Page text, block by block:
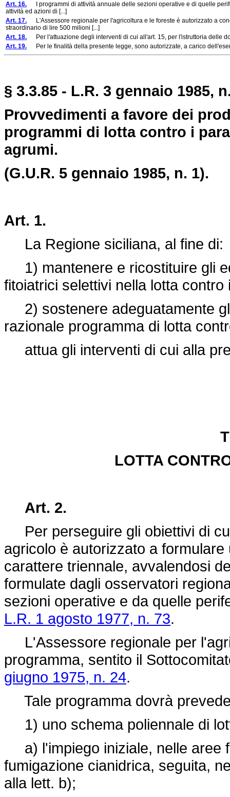
Art. 16. I programmi di attività annuale delle sezioni operative e di quelle
attività ed azioni di [...]
Art. 17. L'Assessore regionale per l'agricoltura e le foreste è autorizzato a
straordinario di lire 500 milioni [...]
Art. 18. Per l'attuazione degli interventi di cui all'art. 15, per l'istruttoria delle
Art. 19. Per le finalità della presente legge, sono autorizzate, a carico
§ 3.3.85 - L.R. 3 gennaio 1985,
Provvedimenti a favore dei
programmi di lotta contro i
agrumi.
(G.U.R. 5 gennaio 1985, n. 1).
Art. 1.
La Regione siciliana, al fine di:
1) mantenere e ricostituire gli
fitoiatrici selettivi nella lotta
2) sostenere adeguatamente
razionale programma di lotta
attua gli interventi di cui alla
LOTTA
Art. 2.
Per perseguire gli obiettivi di
agricolo è autorizzato a
carattere triennale, avvalendosi
formulate dagli osservatori
sezioni operative e da quelle
L.R. 1 agosto 1977, n. 73.
L'Assessore regionale per
programma, sentito il
giugno 1975, n. 24.
Tale programma dovrà
1) uno schema poliennale di
a) l'impiego iniziale, nelle aree
fumigazione cianidrica, seguita,
alla lett. b);